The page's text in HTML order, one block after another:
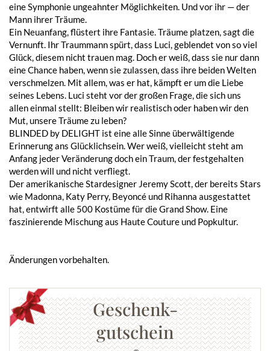
eine Symphonie ungeahnter Möglichkeiten. Und vor ihr — der
Mann ihrer Träume.
Ein Neuanfang, flüstert ihre Fantasie. Träume platzen, sagt die
Vernunft. Ihr Traummann spürt, dass Luci, geblendet von so viel
Glück, diesem nicht trauen mag. Doch er weiß, dass sie nur dann
eine Chance haben, wenn sie zulassen, dass ihre beiden Welten
verschmelzen. Mit allem, was er hat, kämpft er um die Liebe
seines Lebens. Luci steht vor der großen Frage, die sich uns
allen einmal stellt: Bleiben wir realistisch oder haben wir den
Mut, unsere Träume zu leben?
BLINDED by DELIGHT ist eine alle Sinne überwältigende
Erinnerung ans Glücklichsein. Wer weiß, vielleicht steht am
Anfang jeder Veränderung doch ein Traum, der festgehalten
werden will und nicht verfliegt.
Der amerikanische Stardesigner Jeremy Scott, der bereits Stars
wie Madonna, Katy Perry, Beyoncé und Rihanna ausgestattet
hat, entwirft alle 500 Kostüme für die Grand Show. Eine
faszinierende Mischung aus Haute Couture und Popkultur.
Änderungen vorbehalten.
Geschenk-
gutschein